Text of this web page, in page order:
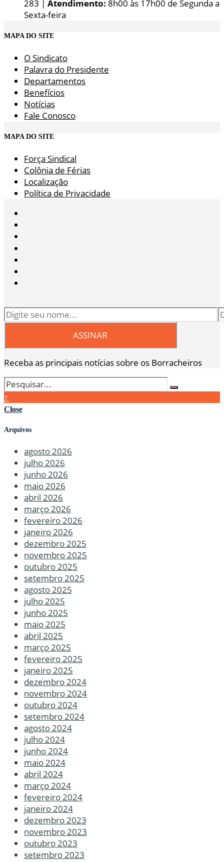
283 | Atendimento: 8h00 às 17h00 de Segunda a
Sexta-feira
MAPA DO SITE
O Sindicato
Palavra do Presidente
Departamentos
Benefícios
Notícias
Fale Conosco
MAPA DO SITE
Força Sindical
Colônia de Férias
Localização
Política de Privacidade
Receba as principais notícias sobre os Borracheiros
↑
Close
Arquivos
agosto 2026
julho 2026
junho 2026
maio 2026
abril 2026
março 2026
fevereiro 2026
janeiro 2026
dezembro 2025
novembro 2025
outubro 2025
setembro 2025
agosto 2025
julho 2025
junho 2025
maio 2025
abril 2025
março 2025
fevereiro 2025
janeiro 2025
dezembro 2024
novembro 2024
outubro 2024
setembro 2024
agosto 2024
julho 2024
junho 2024
maio 2024
abril 2024
março 2024
fevereiro 2024
janeiro 2024
dezembro 2023
novembro 2023
outubro 2023
setembro 2023